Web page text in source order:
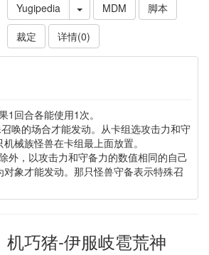
Yugipedia
MDM
脚本
裁定
详情(0)
回合各能使用1次。
唤的场合才能发动。从卡组选攻击力和守
械族怪兽在卡组最上面放置。
外，以攻击力和守备力的数值相同的自己
象才能发动。那只怪兽守备表示特殊召
机巧猪-伊服岐雹荒神